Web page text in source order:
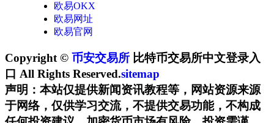
欧易OKX
欧易网址
欧易官网
Copyright © 币安交易所 比特币交易所中文登录入
口 All Rights Reserved.sitemap
声明：本站仅提供新闻资讯教程等，网站资源来源
于网络，仅供学习交流，不提供交易功能，不构成